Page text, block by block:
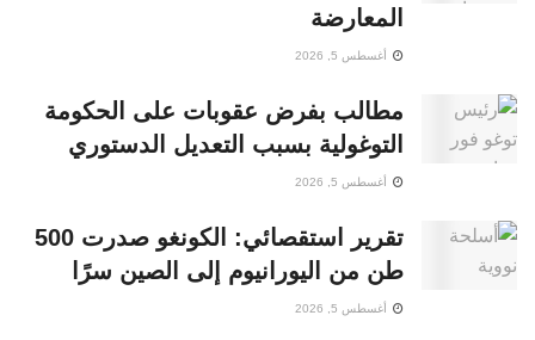
المعارضة
أغسطس 5, 2026
مطالب بفرض عقوبات على الحكومة
التوغولية بسبب التعديل الدستوري
أغسطس 5, 2026
تقرير استقصائي: الكونغو صدرت 500
طن من اليورانيوم إلى الصين سرًا
أغسطس 5, 2026